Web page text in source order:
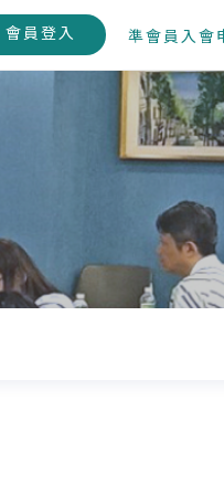
會員登入 準會員入會